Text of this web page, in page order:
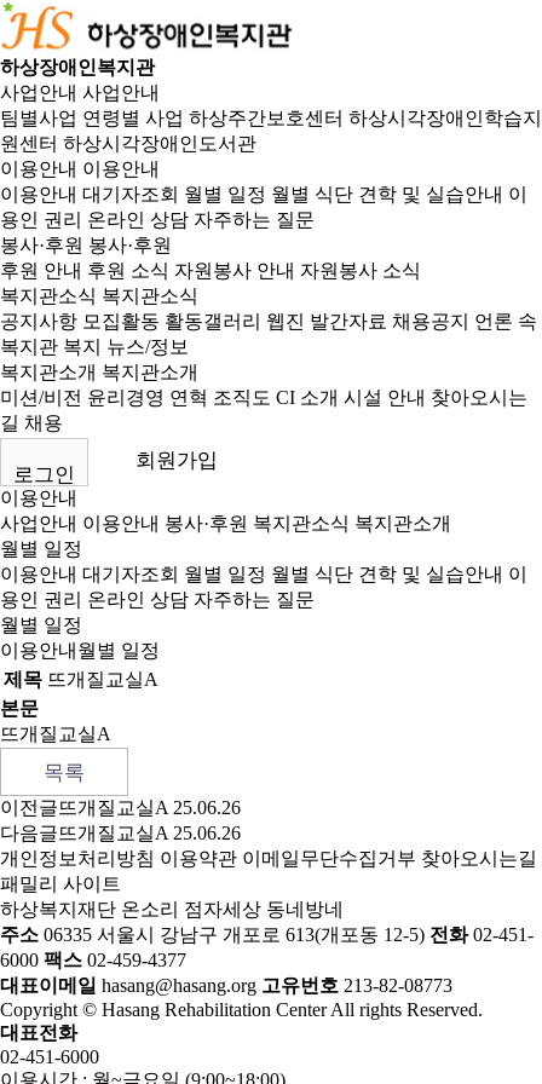
하상장애인복지관
사업안내 사업안내
팀별사업 연령별 사업 하상주간보호센터 하상시각장애인학습지
원센터 하상시각장애인도서관
이용안내 이용안내
이용안내 대기자조회 월별 일정 월별 식단 견학 및 실습안내 이
용인 권리 온라인 상담 자주하는 질문
봉사·후원 봉사·후원
후원 안내 후원 소식 자원봉사 안내 자원봉사 소식
복지관소식 복지관소식
공지사항 모집활동 활동갤러리 웹진 발간자료 채용공지
언론 속
복지관 복지 뉴스/정보
복지관소개 복지관소개
미션/비전 윤리경영 연혁 조직도 CI 소개 시설 안내 찾아오시는
길 채용
로그인
회원가입
이용안내
사업안내 이용안내 봉사·후원 복지관소식 복지관소개
월별 일정
이용안내 대기자조회 월별 일정 월별 식단 견학 및 실습안내 이
용인 권리 온라인 상담 자주하는 질문
월별 일정
이용안내 월별 일정
제목 뜨개질교실A
본문
뜨개질교실A
목록
이전글뜨개질교실A 25.06.26
다음글뜨개질교실A 25.06.26
개인정보처리방침 이용약관 이메일무단수집거부 찾아오시는길
패밀리 사이트
하상복지재단 온소리 점자세상 동네방네
주소 06335 서울시 강남구 개포로 613(개포동 12-5) 전화02-451-
6000 팩스 02-459-4377
대표이메일 hasang@hasang.org 고유번호 213-82-08773
Copyright © Hasang Rehabilitation Center All rights Reserved.
대표전화
02-451-6000